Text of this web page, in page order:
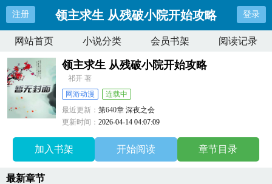
注册 领主求生 从残破小院开始攻略 登录
网站首页 小说分类 会员书架 阅读记录
领主求生 从残破小院开始攻略
祁开 著
网游动漫
连载中
最近更新：第640章 深夜之会
更新时间：2026-04-14 04:07:09
加入书架 开始阅读 章节目录
最新章节